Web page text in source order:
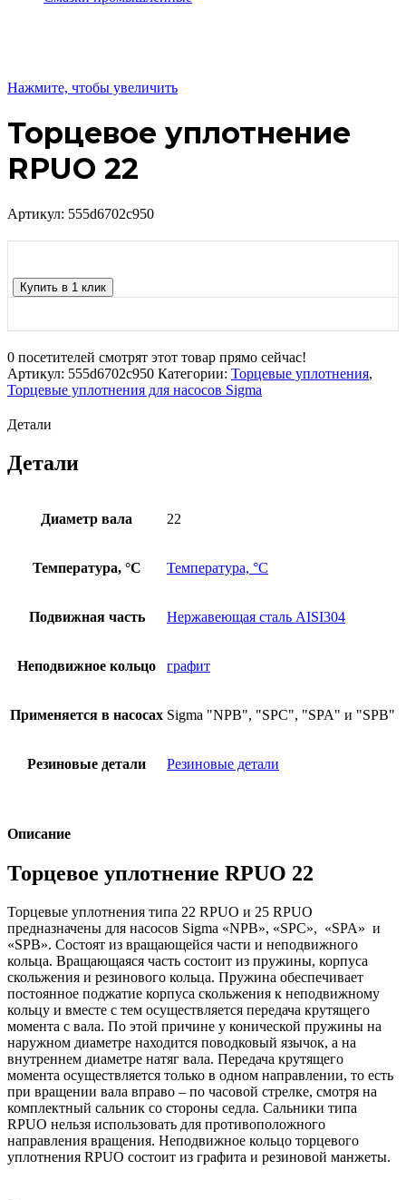
Нажмите, чтобы увеличить
Торцевое уплотнение
RPUO 22
Артикул: 555d6702c950
Купить в 1 клик
0 посетителей смотрят этот товар прямо сейчас!
Артикул: 555d6702c950 Категории: Торцевые уплотнения,
Торцевые уплотнения для насосов Sigma
Детали
Детали
Диаметр вала 22
Температура, °С Температура, °С
Подвижная часть Нержавеющая сталь AISI304
Неподвижное кольцо графит
Применяется в насосах Sigma "NPB", "SPC", "SPA" и "SPB"
Резиновые детали Резиновые детали
Описание
Торцевое уплотнение RPUO 22
Торцевые уплотнения типа 22 RPUO и 25 RPUO
предназначены для насосов Sigma «NPB», «SPC», «SPA» и
«SPB». Состоят из вращающейся части и неподвижного
кольца. Вращающаяся часть состоит из пружины, корпуса
скольжения и резинового кольца. Пружина обеспечивает
постоянное поджатие корпуса скольжения к неподвижному
кольцу и вместе с тем осуществляется передача крутящего
момента с вала. По этой причине у конической пружины на
наружном диаметре находится поводковый язычок, а на
внутреннем диаметре натяг вала. Передача крутящего
момента осуществляется только в одном направлении, то есть
при вращении вала вправо – по часовой стрелке, смотря на
комплектный сальник со стороны седла. Сальники типа
RPUO нельзя использовать для противоположного
направления вращения. Неподвижное кольцо торцевого
уплотнения RPUO состоит из графита и резиновой манжеты.